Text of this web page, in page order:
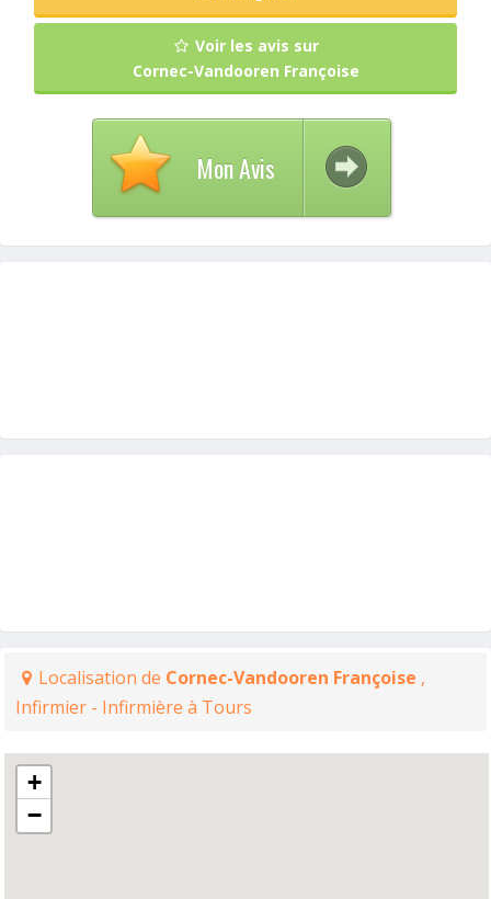
Voir les avis sur
Cornec-Vandooren Françoise
Mon Avis
Localisation de Cornec-Vandooren Françoise ,
Infirmier - Infirmière à Tours
+
−